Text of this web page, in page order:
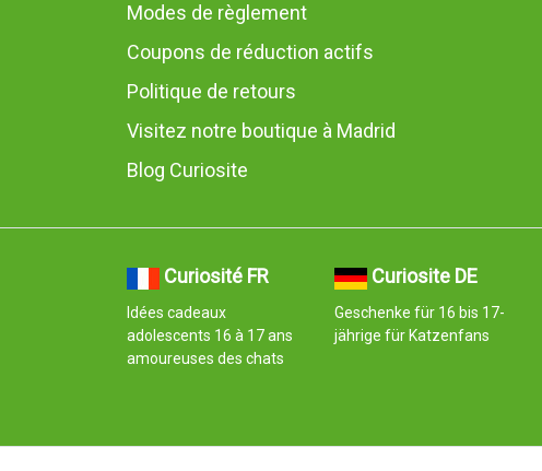
Modes de règlement
Coupons de réduction actifs
Politique de retours
Visitez notre boutique à Madrid
Blog Curiosite
Curiosité FR
Idées cadeaux
adolescents 16 à 17 ans
amoureuses des chats
Curiosite DE
Geschenke für 16 bis 17-
jährige für Katzenfans